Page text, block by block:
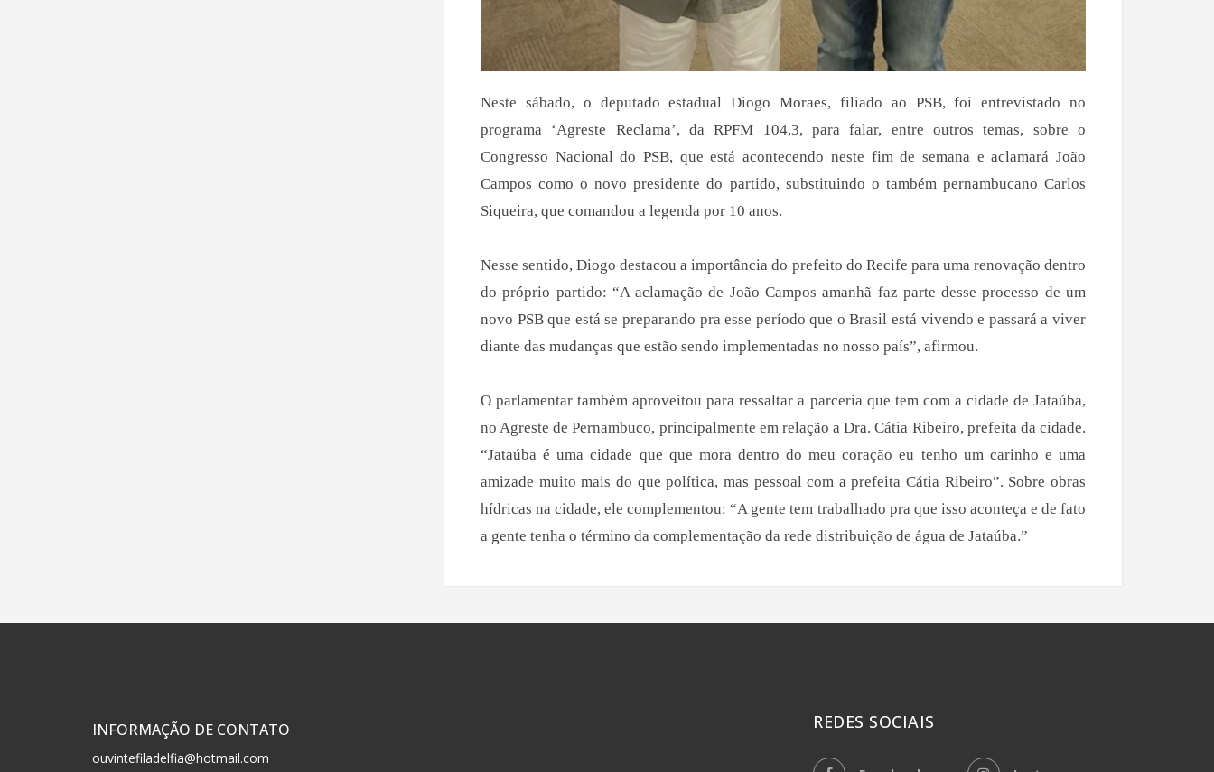
Neste sábado, o deputado estadual Diogo Moraes, filiado ao PSB, foi entrevistado no
programa ‘Agreste Reclama’, da RPFM 104,3, para falar, entre outros temas, sobre o
Congresso Nacional do PSB, que está acontecendo neste fim de semana e aclamará João
Campos como o novo presidente do partido, substituindo o também pernambucano Carlos
Siqueira, que comandou a legenda por 10 anos.
Nesse sentido, Diogo destacou a importância do prefeito do Recife para uma renovação dentro
do próprio partido: “A aclamação de João Campos amanhã faz parte desse processo de um
novo PSB que está se preparando pra esse período que o Brasil está vivendo e passará a viver
diante das mudanças que estão sendo implementadas no nosso país”, afirmou.
O parlamentar também aproveitou para ressaltar a parceria que tem com a cidade de Jataúba,
no Agreste de Pernambuco, principalmente em relação a Dra. Cátia Ribeiro, prefeita da cidade.
“Jataúba é uma cidade que que mora dentro do meu coração eu tenho um carinho e uma
amizade muito mais do que política, mas pessoal com a prefeita Cátia Ribeiro”. Sobre obras
hídricas na cidade, ele complementou: “A gente tem trabalhado pra que isso aconteça e de fato
a gente tenha o término da complementação da rede distribuição de água de Jataúba.”
INFORMAÇÃO DE CONTATO
ouvintefiladelfia@hotmail.com
REDES SOCIAIS